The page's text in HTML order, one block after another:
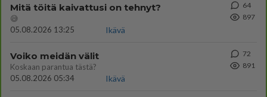
Mitä töitä kaivattusi on tehnyt?
😅
05.08.2026 13:25
Ikävä
64
897
Voiko meidän välit
Koskaan parantua tästä?
05.08.2026 05:34
Ikävä
72
891